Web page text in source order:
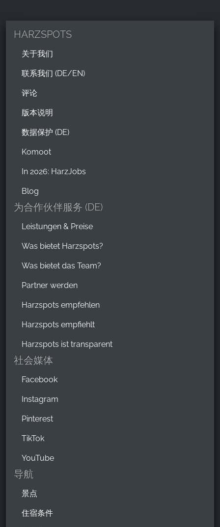
HARZSPOTS
关于我们
联系我们 (DE/EN)
评论
版本说明
数据保护 (DE)
Komoot
In 2026: HarzJobs
Blog
为合作伙伴服务 (DE)
Leistungen & Preise
Was bietet Harzspots?
Was bietet das Team?
Partner werden
Harzspots empfehlen
Harzspots empfiehlt
Harzspots ist transparent
社会媒体
Facebook
Instagram
Pinterest
TikTok
YouTube
导航
景点
住宿条件